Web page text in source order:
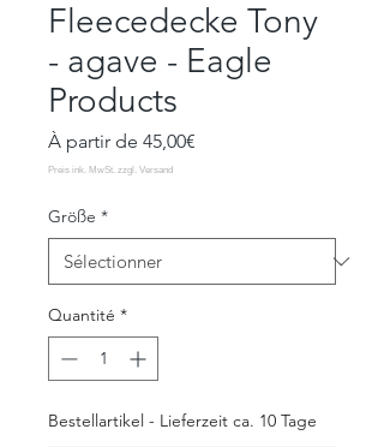
Fleecedecke Tony
- agave - Eagle
Products
À partir de 45,00€
Größe *
Quantité *
Bestellartikel - Lieferzeit ca. 10 Tage